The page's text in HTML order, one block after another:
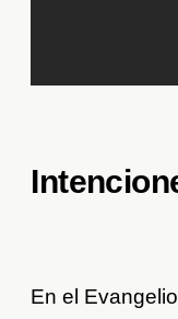
En el